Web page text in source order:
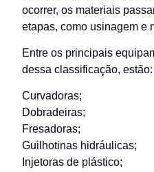
ocorrer, os materiais
etapas, como usinagem e
Entre os principais
dessa classificação, estão:
Curvadoras;
Dobradeiras;
Fresadoras;
Guilhotinas hidráulicas;
Injetoras de plástico;